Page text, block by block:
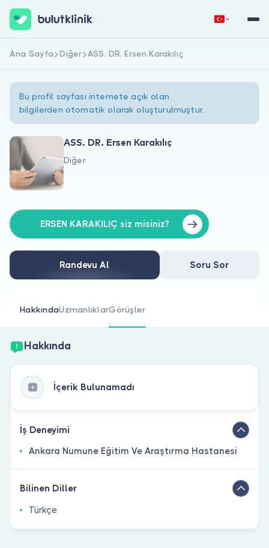
Hakkımızda
Doktorlar için
Doktor musunuz?
Hemen Kaydol Giriş Yap
Ana Sayfa Diğer ASS. DR. Ersen Karakılıç
Bu profil sayfası internete açık olan
bilgilerden otomatik olarak oluşturulmuştur.
ASS. DR. Ersen Karakılıç
Diğer
ERSEN KARAKILIÇ siz misiniz?
Randevu Al Soru Sor
HakkındaUzmanlıklarGörüşler
Hakkında
İçerik Bulunamadı
İş Deneyimi
Ankara Numune Eğitim Ve Araştırma Hastanesi
Bilinen Diller
Türkçe